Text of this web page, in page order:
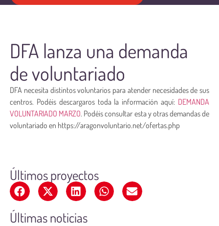
DFA lanza una demanda
de voluntariado
DFA necesita distintos voluntarios para atender necesidades de sus
centros. Podéis descargaros toda la información aquí: DEMANDA
VOLUNTARIADO MARZO. Podéis consultar esta y otras demandas de
voluntariado en https://aragonvoluntario.net/ofertas.php
Últimos proyectos
Últimas noticias